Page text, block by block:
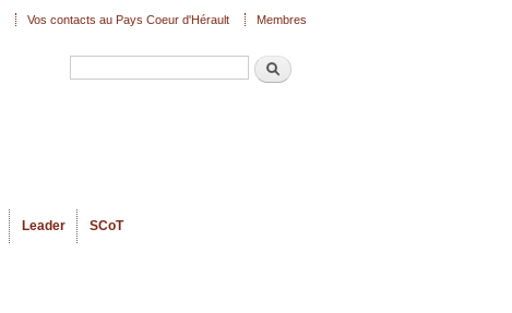
Recherche
Leader SCoT
Vos contacts au Pays Coeur d'Hérault Membres